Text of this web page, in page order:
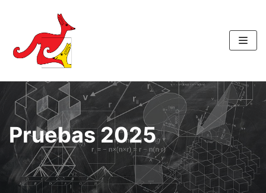
Saltar
al
contenido
Pruebas 2025